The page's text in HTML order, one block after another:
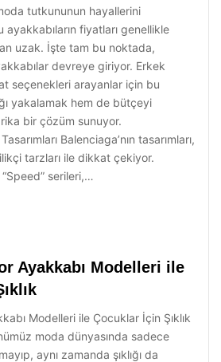
tutkununun hayallerini
fiyatları genellikle
uzak. İşte tam bu noktada,
devreye giriyor. Erkek
seçenekleri arayanlar için bu
yakalamak hem de bütçeyi
bir çözüm sunuyor.
Balenciaga’nın tasarımları,
tarzları ile dikkat çekiyor.
serileri,…
Ayakkabı Modelleri ile
Modelleri ile Çocuklar İçin Şıklık
moda dünyasında sadece
aynı zamanda şıklığı da